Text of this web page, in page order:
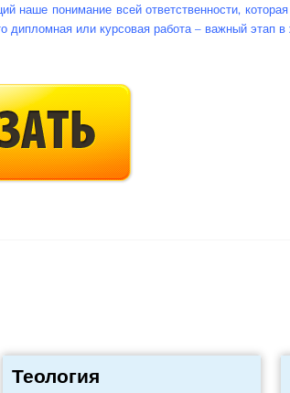
наше понимание всей ответственности,
дипломная или курсовая работа – важный этап
Теология